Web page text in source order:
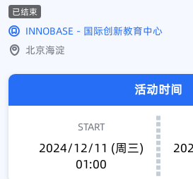
已结束
INNOBASE - 国际创新教育中心
北京海淀
活动时间
START
2024/12/11 (周三)
01:00